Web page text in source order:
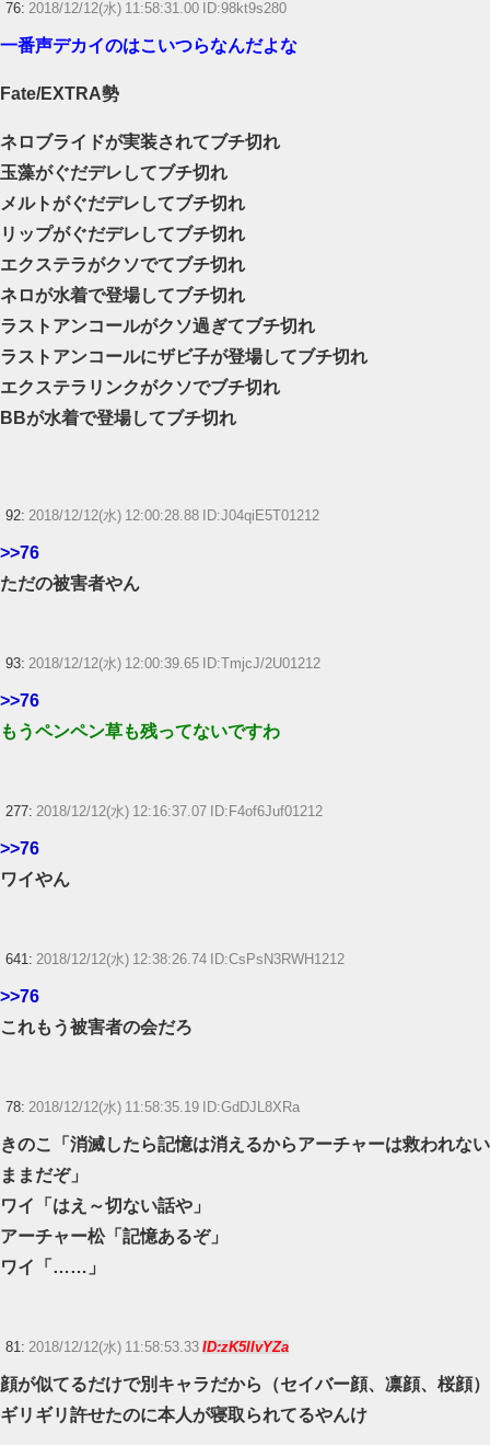
76: 2018/12/12(水) 11:58:31.00 ID:98kt9s280
一番声デカイのはこいつらなんだよな
Fate/EXTRA勢
ネロブライドが実装されてブチ切れ
玉藻がぐだデレしてブチ切れ
メルトがぐだデレしてブチ切れ
リップがぐだデレしてブチ切れ
エクステラがクソでてブチ切れ
ネロが水着で登場してブチ切れ
ラストアンコールがクソ過ぎてブチ切れ
ラストアンコールにザビ子が登場してブチ切れ
エクステラリンクがクソでブチ切れ
BBが水着で登場してブチ切れ
92: 2018/12/12(水) 12:00:28.88 ID:J04qiE5T01212
>>76
ただの被害者やん
93: 2018/12/12(水) 12:00:39.65 ID:TmjcJ/2U01212
>>76
もうペンペン草も残ってないですわ
277: 2018/12/12(水) 12:16:37.07 ID:F4of6Juf01212
>>76
ワイやん
641: 2018/12/12(水) 12:38:26.74 ID:CsPsN3RWH1212
>>76
これもう被害者の会だろ
78: 2018/12/12(水) 11:58:35.19 ID:GdDJL8XRa
きのこ「消滅したら記憶は消えるからアーチャーは救われない
ままだぞ」
ワイ「はえ～切ない話や」
アーチャー松「記憶あるぞ」
ワイ「……」
81: 2018/12/12(水) 11:58:53.33 ID:zK5lIvYZa
顔が似てるだけで別キャラだから（セイバー顔、凛顔、桜顔）
ギリギリ許せたのに本人が寝取られてるやんけ